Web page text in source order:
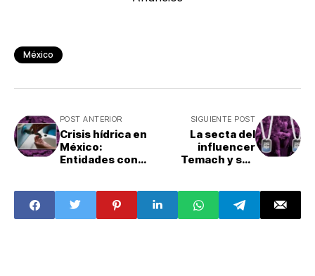
México
POST ANTERIOR
Crisis hídrica en
México:
Entidades con
SIGUIENTE POST
La secta del
influencer
Temach y sus